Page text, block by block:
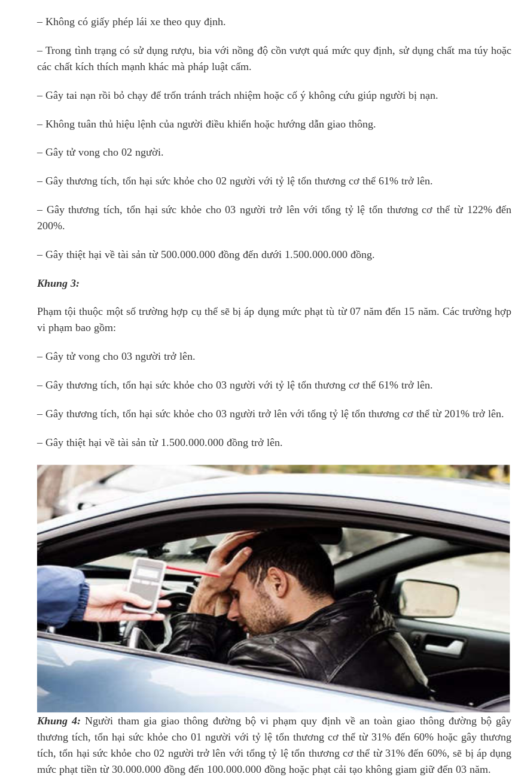
– Không có giấy phép lái xe theo quy định.
– Trong tình trạng có sử dụng rượu, bia với nồng độ cồn vượt quá mức quy định, sử dụng chất ma túy hoặc
các chất kích thích mạnh khác mà pháp luật cấm.
– Gây tai nạn rồi bỏ chạy để trốn tránh trách nhiệm hoặc cố ý không cứu giúp người bị nạn.
– Không tuân thủ hiệu lệnh của người điều khiển hoặc hướng dẫn giao thông.
– Gây tử vong cho 02 người.
– Gây thương tích, tổn hại sức khỏe cho 02 người với tỷ lệ tổn thương cơ thể 61% trở lên.
– Gây thương tích, tổn hại sức khỏe cho 03 người trở lên với tổng tỷ lệ tổn thương cơ thể từ 122% đến
200%.
– Gây thiệt hại về tài sản từ 500.000.000 đồng đến dưới 1.500.000.000 đồng.
Khung 3:
Phạm tội thuộc một số trường hợp cụ thể sẽ bị áp dụng mức phạt tù từ 07 năm đến 15 năm. Các trường hợp
vi phạm bao gồm:
– Gây tử vong cho 03 người trở lên.
– Gây thương tích, tổn hại sức khỏe cho 03 người với tỷ lệ tổn thương cơ thể 61% trở lên.
– Gây thương tích, tổn hại sức khỏe cho 03 người trở lên với tổng tỷ lệ tổn thương cơ thể từ 201% trở lên.
– Gây thiệt hại về tài sản từ 1.500.000.000 đồng trở lên.
Khung 4:Người tham gia giao thông đường bộ vi phạm quy định về an toàn giao thông đường bộ gây
thương tích, tổn hại sức khỏe cho 01 người với tỷ lệ tổn thương cơ thể từ 31% đến 60% hoặc gây thương
tích, tổn hại sức khỏe cho 02 người trở lên với tổng tỷ lệ tổn thương cơ thể từ 31% đến 60%, sẽ bị áp dụng
mức phạt tiền từ 30.000.000 đồng đến 100.000.000 đồng hoặc phạt cải tạo không giam giữ đến 03 năm.